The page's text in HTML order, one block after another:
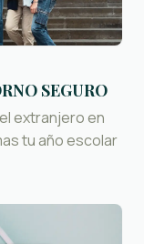
SEGURO
extranjero en
tu año escolar